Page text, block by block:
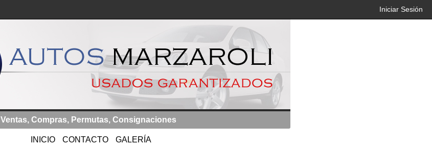
Iniciar Sesión
Ventas, Compras, Permutas, Consignaciones
INICIO CONTACTO GALERÍA